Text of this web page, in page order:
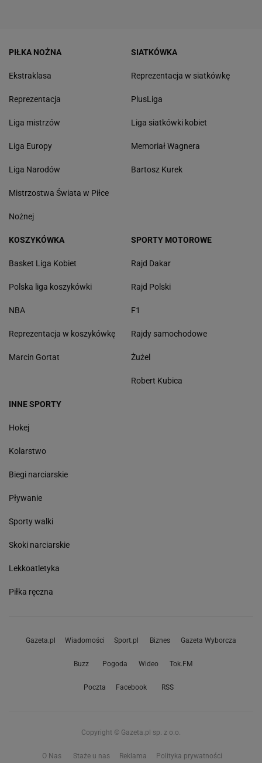
PIŁKA NOŻNA
Ekstraklasa
Reprezentacja
Liga mistrzów
Liga Europy
Liga Narodów
Mistrzostwa Świata w Piłce
Nożnej
SIATKÓWKA
Reprezentacja w siatkówkę
PlusLiga
Liga siatkówki kobiet
Memoriał Wagnera
Bartosz Kurek
KOSZYKÓWKA
Basket Liga Kobiet
Polska liga koszykówki
NBA
Reprezentacja w koszykówkę
Marcin Gortat
SPORTY MOTOROWE
Rajd Dakar
Rajd Polski
F1
Rajdy samochodowe
Żużel
Robert Kubica
INNE SPORTY
Hokej
Kolarstwo
Biegi narciarskie
Pływanie
Sporty walki
Skoki narciarskie
Lekkoatletyka
Piłka ręczna
Gazeta.pl Wiadomości Sport.pl Biznes Gazeta Wyborcza
Buzz Pogoda Wideo Tok.FM
Poczta Facebook RSS
Copyright © Gazeta.pl sp. z o.o.
O Nas Staże u nas Reklama Polityka prywatności